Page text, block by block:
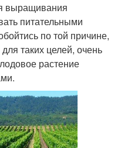
выращивания
питательными
по той причине,
таких целей, очень
растение